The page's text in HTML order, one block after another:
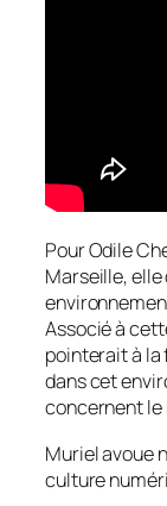
Pour Odile
Marseille,
Associé à
pointerait à la
dans cet
concernent
Muriel avoue
culture